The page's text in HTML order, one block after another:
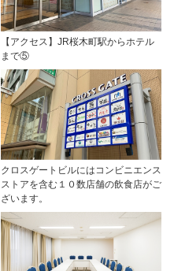
【アクセス】JR桜木町駅からホテル
まで⑤
クロスゲートビルにはコンビニエンス
ストアを含む１０数店舗の飲食店がご
ざいます。